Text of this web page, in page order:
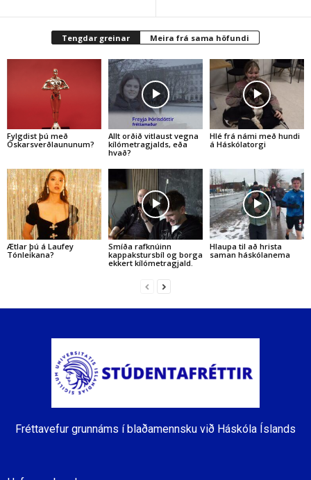
Tengdar greinar Meira frá sama höfundi
Fylgdist þú með
Óskarsverðlaununum?
Allt orðið vitlaust vegna
kílómetragjalds, eða
hvað?
Hlé frá námi með hundi
á Háskólatorgi
Ætlar þú á Laufey
Tónleikana?
Smíða rafknúinn
kappakstursbíl og borga
ekkert kílómetragjald.
Hlaupa til að hrista
saman háskólanema
Fréttavefur grunnáms í blaðamennsku við Háskóla Íslands